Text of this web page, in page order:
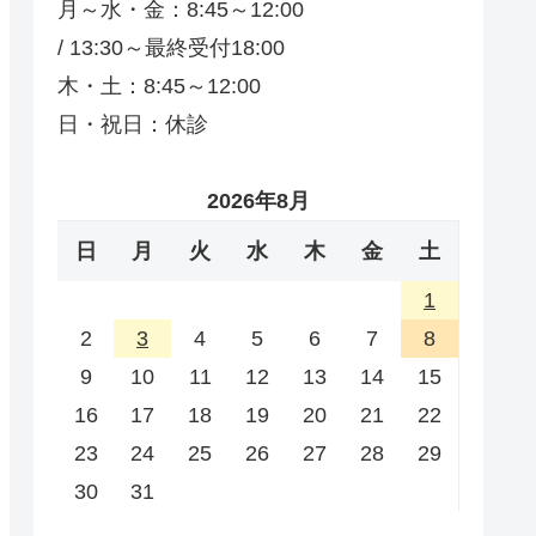
月～水・金：8:45～12:00
/ 13:30～最終受付18:00
木・土：8:45～12:00
日・祝日：休診
2026年8月
日 月 火 水 木 金 土
1
2
3 4 5 6 7
8
9
10 11 12 13 14
15
16
17 18 19 20 21
22
23
24 25 26 27 28
29
30
31